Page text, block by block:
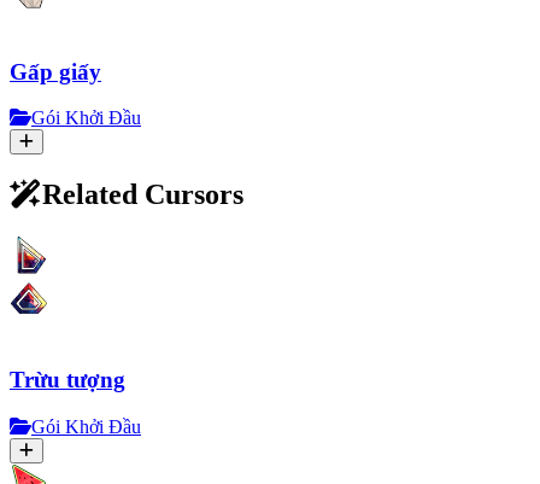
Gấp giấy
Gói Khởi Đầu
Related Cursors
Trừu tượng
Gói Khởi Đầu